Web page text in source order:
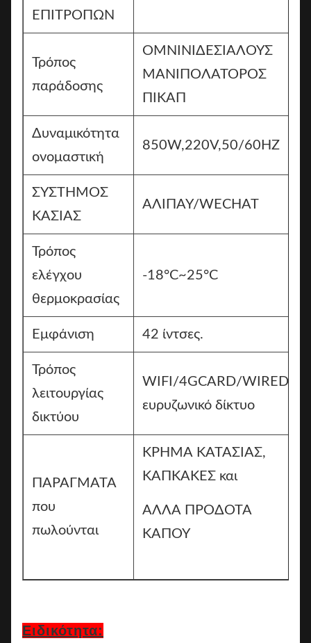
ΕΠΙΤΡΟΠΩΝ
Τρόπος
παράδοσης
ΟΜΝΙΝΙΔΕΣΙΑΛΟΥΣ
ΜΑΝΙΠΟΛΑΤΟΡΟΣ
ΠΙΚΑΠ
Δυναμικότητα
ονομαστική
850W,220V,50/60HZ
ΣΥΣΤΗΜΟΣ
ΚΑΣΙΑΣ
ΑΛΙΠΑΥ/WECHAT
Τρόπος
ελέγχου
θερμοκρασίας
-18°C~25°C
Εμφάνιση 42 ίντσες.
Τρόπος
λειτουργίας
δικτύου
WIFI/4GCARD/WIRED
ευρυζωνικό δίκτυο
ΠΑΡΑΓΜΑΤΑ
που
πωλούνται
ΚΡΗΜΑ ΚΑΤΑΣΙΑΣ,
ΚΑΠΚΑΚΕΣ και
ΑΛΛΑ ΠΡΟΔΟΤΑ
ΚΑΠΟΥ
Ειδικότητα: